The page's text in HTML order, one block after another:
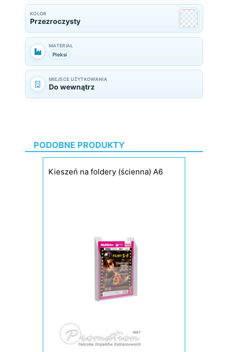
KOLOR
Przezroczysty
MATERIAŁ
Pleksi
MIEJSCE UŻYTKOWANIA
Do wewnątrz
PODOBNE PRODUKTY
Kieszeń na foldery (ścienna) A6